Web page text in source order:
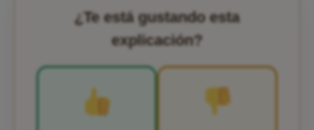
¿Te está gustando esta
explicación?